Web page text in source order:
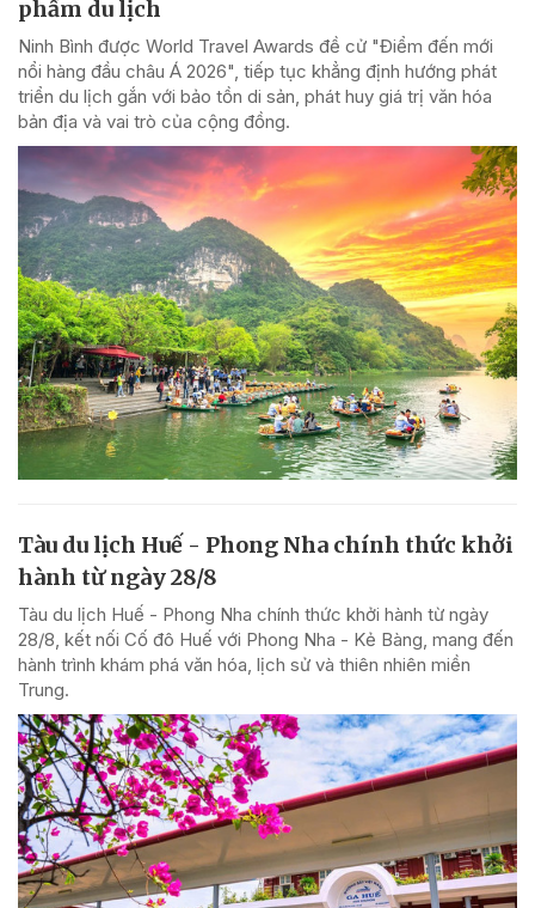
phẩm du lịch
Ninh Bình được World Travel Awards đề cử "Điểm đến mới
nổi hàng đầu châu Á 2026", tiếp tục khẳng định hướng phát
triển du lịch gắn với bảo tồn di sản, phát huy giá trị văn hóa
bản địa và vai trò của cộng đồng.
Tàu du lịch Huế - Phong Nha chính thức khởi
hành từ ngày 28/8
Tàu du lịch Huế - Phong Nha chính thức khởi hành từ ngày
28/8, kết nối Cố đô Huế với Phong Nha - Kẻ Bàng, mang đến
hành trình khám phá văn hóa, lịch sử và thiên nhiên miền
Trung.